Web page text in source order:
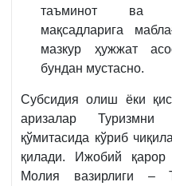
таъминот ва
мақсадларига
мазкур ҳужжат
бундан мустасно.
Субсидия олиш ёки
аризалар Туризмни
қўмитасида кўриб
қилади. Ижобий қарор
Молия вазирлиги –